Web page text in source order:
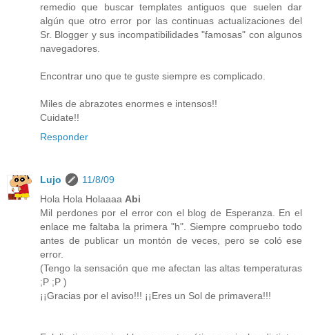
remedio que buscar templates antiguos que suelen dar
algún que otro error por las continuas actualizaciones del
Sr. Blogger y sus incompatibilidades "famosas" con algunos
navegadores.
Encontrar uno que te guste siempre es complicado.
Miles de abrazotes enormes e intensos!!
Cuidate!!
Responder
Lujo
11/8/09
Hola Hola Holaaaa Abi
Mil perdones por el error con el blog de Esperanza. En el
enlace me faltaba la primera "h". Siempre compruebo todo
antes de publicar un montón de veces, pero se coló ese
error.
(Tengo la sensación que me afectan las altas temperaturas
;P ;P )
¡¡Gracias por el aviso!!! ¡¡Eres un Sol de primavera!!!